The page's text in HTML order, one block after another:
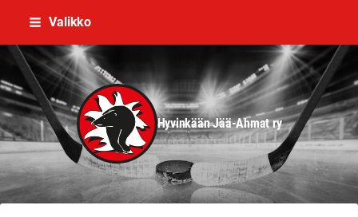
Siirry
sisältöön
Valikko
Hyvinkään Jää-Ahmat ry